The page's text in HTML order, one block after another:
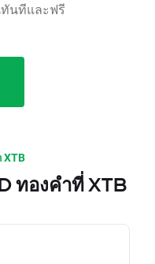
ทันทีและฟรี
XTB
ทองคำที่ XTB